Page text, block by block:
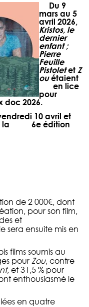
Du 9
mars au 5
avril 2026,
Kristos, le
dernier
enfant ;
Pierre
Feuille
Pistoletet Z
ouétaient
en lice
pour
doc 2026.
10 avril et
la 6e édition
de 2 000€, dont
pour son film,
et
sera ensuite mis en
films soumis au
pour Zou, contre
, et 31,5 % pour
enthousiasmé le
en quatre